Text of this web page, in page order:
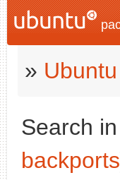
» Ubuntu
Search
backports